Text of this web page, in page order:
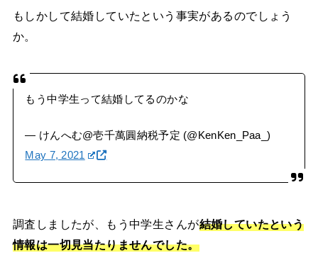
もしかして結婚していたという事実があるのでしょう
か。
もう中学生って結婚してるのかな
— けんへむ@壱千萬圓納税予定 (@KenKen_Paa_)
May 7, 2021
調査しましたが、もう中学生さんが結婚していたという
情報は一切見当たりませんでした。